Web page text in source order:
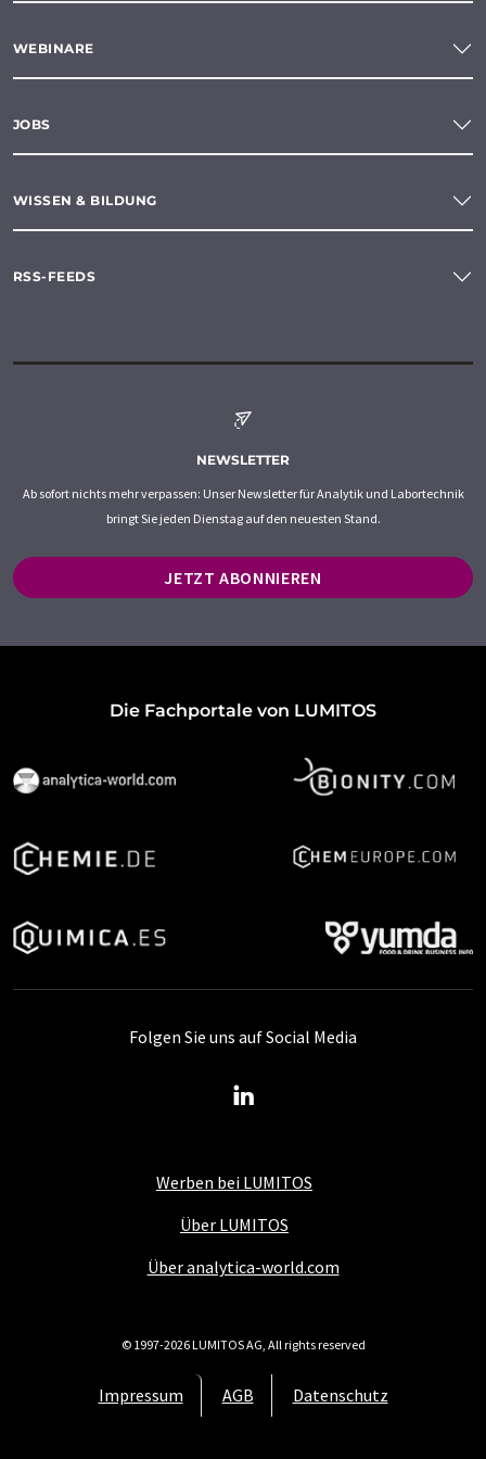
WEBINARE
JOBS
WISSEN & BILDUNG
RSS-FEEDS
NEWSLETTER
Ab sofort nichts mehr verpassen: Unser Newsletter für Analytik und Labortechnik
bringt Sie jeden Dienstag auf den neuesten Stand.
JETZT ABONNIEREN
Die Fachportale von LUMITOS
Werben bei LUMITOS
Über LUMITOS
Über analytica-world.com
Impressum AGB Datenschutz
Folgen Sie uns auf Social Media
© 1997-2026 LUMITOS AG, All rights reserved